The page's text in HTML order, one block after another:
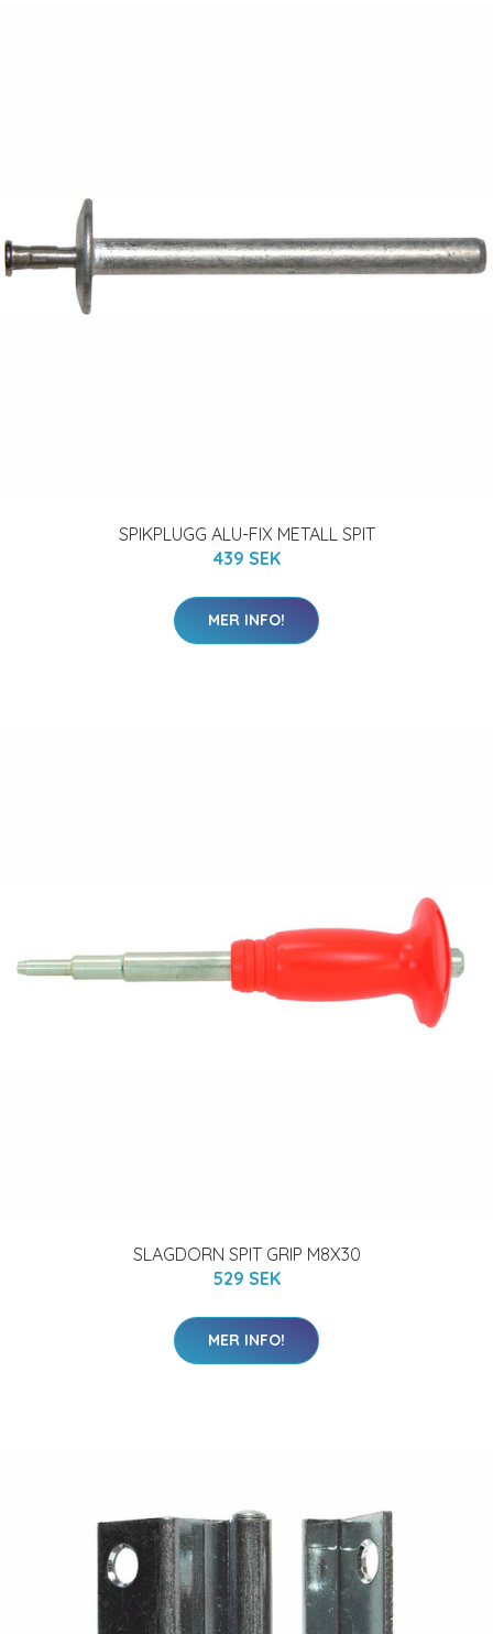
SPIKPLUGG ALU-FIX METALL SPIT
439 SEK
MER INFO!
SLAGDORN SPIT GRIP M8X30
529 SEK
MER INFO!